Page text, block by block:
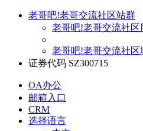
老哥吧!老哥交流社区站群
老哥吧!老哥交流社区
老哥吧!老哥交流社区
证券代码 SZ300715
OA办公
邮箱入口
CRM
选择语言